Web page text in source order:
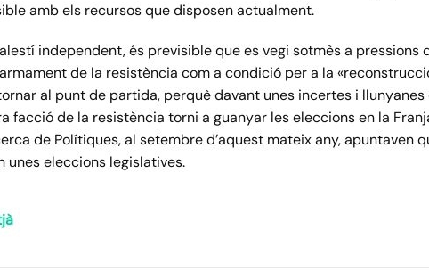
amb els recursos que disposen actualment.
independent, és previsible que es vegi sotmès a pressions
de la resistència com a condició per a la
al punt de partida, perquè davant unes incertes i llunyanes
facció de la resistència torni a guanyar les eleccions en la
de Polítiques, al setembre d’aquest mateix any, apuntaven
unes eleccions legislatives.